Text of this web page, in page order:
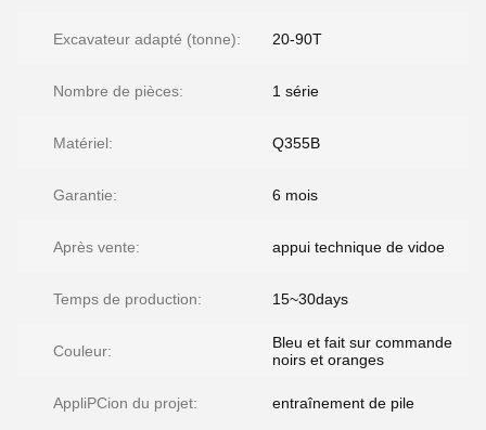
Excavateur adapté (tonne): 20-90T
Nombre de pièces: 1 série
Matériel: Q355B
Garantie: 6 mois
Après vente: appui technique de vidoe
Temps de production: 15~30days
Couleur:
Bleu et fait sur commande
noirs et oranges
AppliPCion du projet: entraînement de pile